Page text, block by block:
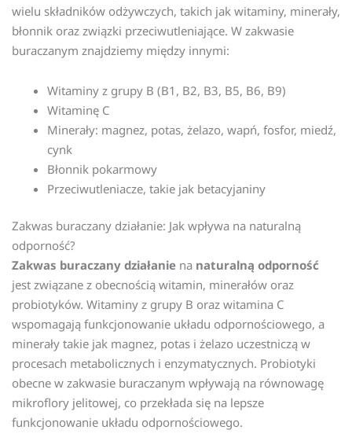
wielu składników odżywczych, takich jak witaminy, minerały,
błonnik oraz związki przeciwutleniające. W zakwasie
buraczanym znajdziemy między innymi:
Witaminy z grupy B (B1, B2, B3, B5, B6, B9)
Witaminę C
Minerały: magnez, potas, żelazo, wapń, fosfor, miedź,
cynk
Błonnik pokarmowy
Przeciwutleniacze, takie jak betacyjaniny
Zakwas buraczany działanie: Jak wpływa na naturalną
odporność?
Zakwas buraczany działanie na naturalną odporność
jest związane z obecnością witamin, minerałów oraz
probiotyków. Witaminy z grupy B oraz witamina C
wspomagają funkcjonowanie układu odpornościowego, a
minerały takie jak magnez, potas i żelazo uczestniczą w
procesach metabolicznych i enzymatycznych. Probiotyki
obecne w zakwasie buraczanym wpływają na równowagę
mikroflory jelitowej, co przekłada się na lepsze
funkcjonowanie układu odpornościowego.